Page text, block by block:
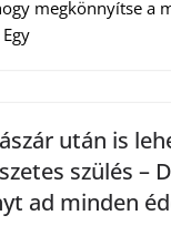
megkönnyítse a
után is
szülés –
ad minden